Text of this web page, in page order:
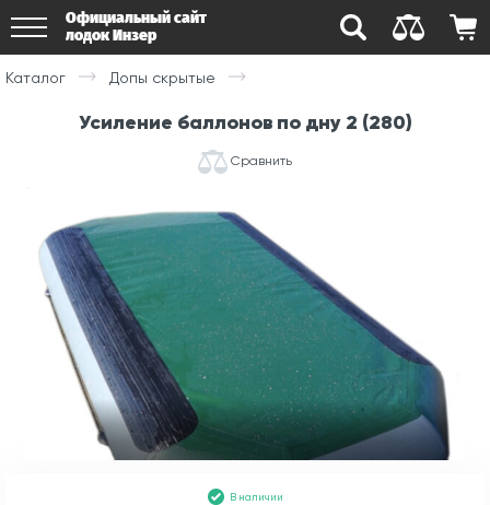
Официальный сайт
лодок Инзер
Каталог Допы скрытые
Усиление баллонов по дну 2 (280)
Сравнить
В наличии